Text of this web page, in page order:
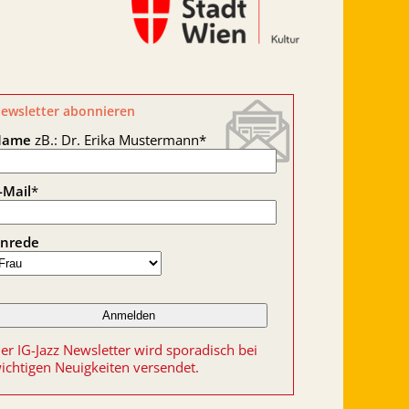
abonnieren
zB.: Dr. Erika Mustermann*
Mail*
IG-Jazz Newsletter wird sporadisch bei
Neuigkeiten versendet.